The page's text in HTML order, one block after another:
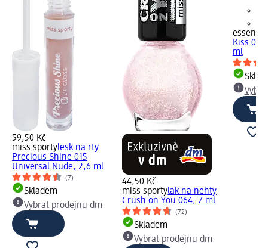
59,50 Kč
miss sportylesk na rty
Precious Shine 015
Universal Nude, 2,6 ml
(7)
Skladem
Vybrat prodejnu dm
44,50 Kč
miss sportylak na nehty
Crush on You 064, 7 ml
(72)
Skladem
Vybrat prodejnu dm
essence
Kiss 09
ml